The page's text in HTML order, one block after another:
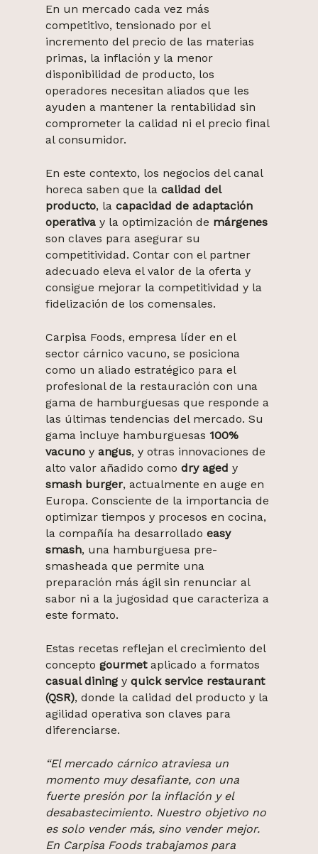
En un mercado cada vez más
competitivo, tensionado por el
incremento del precio de las materias
primas, la inflación y la menor
disponibilidad de producto, los
operadores necesitan aliados que les
ayuden a mantener la rentabilidad sin
comprometer la calidad ni el precio final
al consumidor.
En este contexto, los negocios del canal
horeca saben que la calidad del
producto, la capacidad de adaptación
operativa y la optimización de márgenes
son claves para asegurar su
competitividad. Contar con el partner
adecuado eleva el valor de la oferta y
consigue mejorar la competitividad y la
fidelización de los comensales.
Carpisa Foods, empresa líder en el
sector cárnico vacuno, se posiciona
como un aliado estratégico para el
profesional de la restauración con una
gama de hamburguesas que responde a
las últimas tendencias del mercado. Su
gama incluye hamburguesas 100%
vacuno y angus, y otras innovaciones de
alto valor añadido como dry aged y
smash burger, actualmente en auge en
Europa. Consciente de la importancia de
optimizar tiempos y procesos en cocina,
la compañía ha desarrollado easy
smash, una hamburguesa pre-
smasheada que permite una
preparación más ágil sin renunciar al
sabor ni a la jugosidad que caracteriza a
este formato.
Estas recetas reflejan el crecimiento del
concepto gourmetaplicado a formatos
casual dining y quick service restaurant
(QSR), donde la calidad del producto y la
agilidad operativa son claves para
diferenciarse.
“El mercado cárnico atraviesa un
momento muy desafiante, con una
fuerte presión por la inflación y el
desabastecimiento. Nuestro objetivo no
es solo vender más, sino vender mejor.
En Carpisa Foods trabajamos para